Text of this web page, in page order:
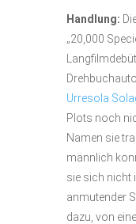
Handlung:
„20,000
Urresola
Plots noch
Namen sie
männlich
sie sich nicht
anmutender
dazu, von